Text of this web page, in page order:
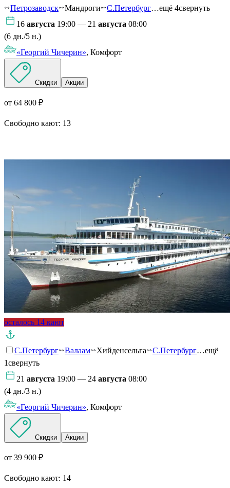
Петрозаводск
Мандроги С.Петербург…ещё 4свернуть
16 августа 19:00 — 21 августа 08:00
(6 дн./5 н.)
«Георгий Чичерин», Комфорт
Скидки Акции
от 64 800 ₽
Свободно кают: 13
осталось 14 кают
С.Петербург Валаам Хийденсельга С.Петербург…ещё
1свернуть
21 августа 19:00 — 24 августа 08:00
(4 дн./3 н.)
«Георгий Чичерин», Комфорт
Скидки Акции
от 39 900 ₽
Свободно кают: 14